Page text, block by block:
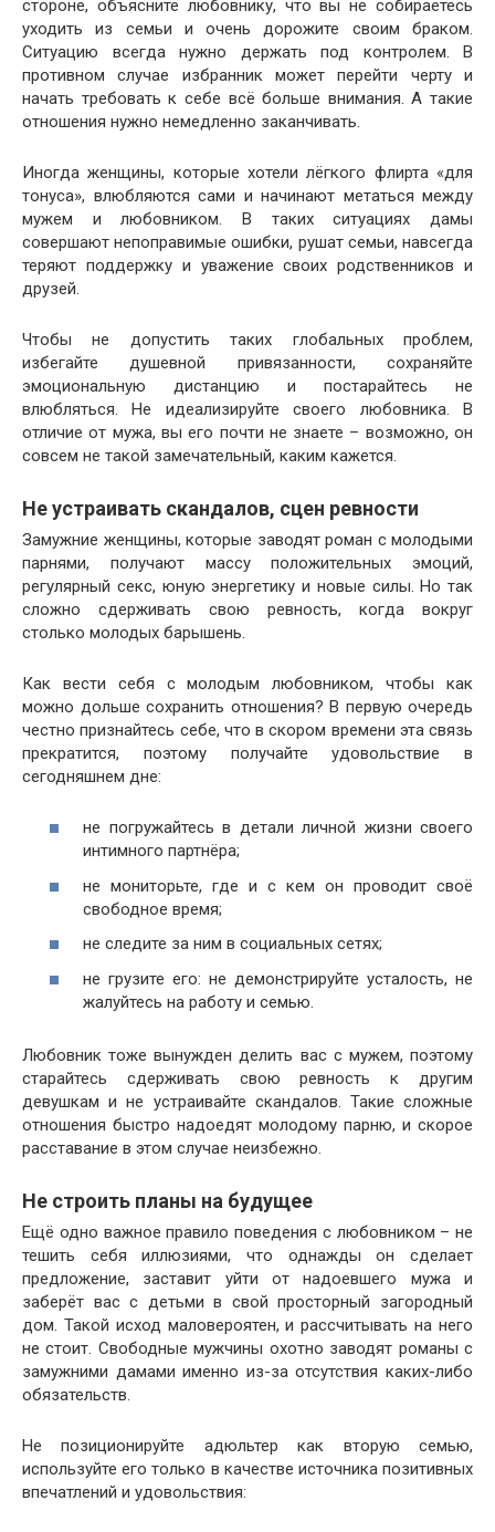
стороне, объясните любовнику, что вы не собираетесь
уходить из семьи и очень дорожите своим браком.
Ситуацию всегда нужно держать под контролем. В
противном случае избранник может перейти черту и
начать требовать к себе всё больше внимания. А такие
отношения нужно немедленно заканчивать.
Иногда женщины, которые хотели лёгкого флирта «для
тонуса», влюбляются сами и начинают метаться между
мужем и любовником. В таких ситуациях дамы
совершают непоправимые ошибки, рушат семьи, навсегда
теряют поддержку и уважение своих родственников и
друзей.
Чтобы не допустить таких глобальных проблем,
избегайте душевной привязанности, сохраняйте
эмоциональную дистанцию и постарайтесь не
влюбляться. Не идеализируйте своего любовника. В
отличие от мужа, вы его почти не знаете – возможно, он
совсем не такой замечательный, каким кажется.
Не устраивать скандалов, сцен ревности
Замужние женщины, которые заводят роман с молодыми
парнями, получают массу положительных эмоций,
регулярный секс, юную энергетику и новые силы. Но так
сложно сдерживать свою ревность, когда вокруг
столько молодых барышень.
Как вести себя с молодым любовником, чтобы как
можно дольше сохранить отношения? В первую очередь
честно признайтесь себе, что в скором времени эта связь
прекратится, поэтому получайте удовольствие в
сегодняшнем дне:
не погружайтесь в детали личной жизни своего
интимного партнёра;
не мониторьте, где и с кем он проводит своё
свободное время;
не следите за ним в социальных сетях;
не грузите его: не демонстрируйте усталость, не
жалуйтесь на работу и семью.
Любовник тоже вынужден делить вас с мужем, поэтому
старайтесь сдерживать свою ревность к другим
девушкам и не устраивайте скандалов. Такие сложные
отношения быстро надоедят молодому парню, и скорое
расставание в этом случае неизбежно.
Не строить планы на будущее
Ещё одно важное правило поведения с любовником – не
тешить себя иллюзиями, что однажды он сделает
предложение, заставит уйти от надоевшего мужа и
заберёт вас с детьми в свой просторный загородный
дом. Такой исход маловероятен, и рассчитывать на него
не стоит. Свободные мужчины охотно заводят романы с
замужними дамами именно из-за отсутствия каких-либо
обязательств.
Не позиционируйте адюльтер как вторую семью,
используйте его только в качестве источника позитивных
впечатлений и удовольствия: